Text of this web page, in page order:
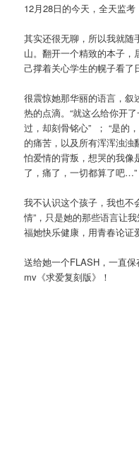
12月28日的今天，全天监考
其实还很无聊，所以我就随
山。翻开一个精致的本子，
己撑着关心学生的幌子看了
很震惊她那华丽的语言，叙
热的点滴。“就这么给你开
过，却刻骨铭心” ； “是的
的痛苦，以及所有浑浑浊
怕爱情的背叛，想哭的我像
了，痛了，一切都算了吧…”
我不认识这个孩子，我也不
情”，只是她的那些语言让
福她快乐健康，用青春论证
送给她一个FLASH，一直
mv《求爱复刻版》！